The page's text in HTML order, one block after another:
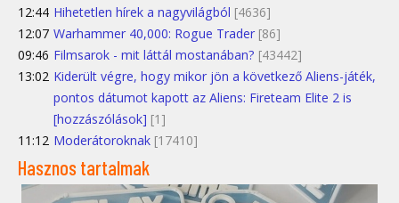
12:44 Hihetetlen hírek a nagyvilágból [4636]
12:07 Warhammer 40,000: Rogue Trader [86]
09:46 Filmsarok - mit láttál mostanában? [43442]
13:02 Kiderült végre, hogy mikor jön a következő Aliens-játék,
pontos dátumot kapott az Aliens: Fireteam Elite 2 is
[hozzászólások] [1]
11:12 Moderátoroknak [17410]
Hasznos tartalmak